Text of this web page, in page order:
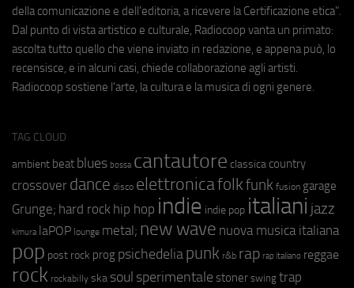
della comunicazione e dell'editoria, a ricevere la Certificazione etica".
Dal punto di vista artistico e culturale, Radiocoop vanta un primato:
ascolta tutto quello che viene inviato in redazione, e appena può, lo
recensisce, e in alcuni casi, chiede collaborazione agli artisti.
Radiocoop sostiene l'arte, la cultura e la musica di ogni genere.
TAG CLOUD
ambient beat blues bossa cantautore classica country
crossover dance disco elettronicafolkfunk fusion garage
Grunge; hard rock hip hop indie indie pop italiani jazz
kimura laPOP lounge metal; new wave nuova musica italiana
pop post rock prog psichedeliapunk r&b rap rap italiano reggae
rock rockabilly ska soul sperimentale stoner swing trap